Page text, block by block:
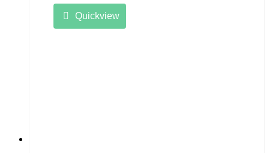
Quickview